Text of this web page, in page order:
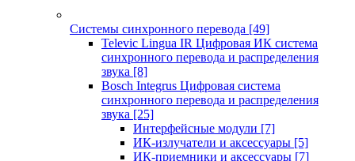
Системы синхронного перевода [49]
Televic Lingua IR Цифровая ИК система
синхронного перевода и распределения
звука [8]
Bosch Integrus Цифровая система
синхронного перевода и распределения
звука [25]
Интерфейсные модули [7]
ИК-излучатели и аксессуары [5]
ИК-приемники и аксессуары [7]